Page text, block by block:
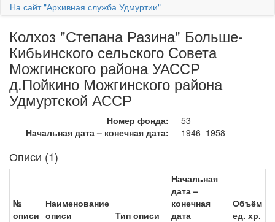
На сайт "Архивная служба Удмуртии"
Колхоз "Степана Разина" Больше-
Кибьинского сельского Совета
Можгинского района УАССР
д.Пойкино Можгинского района
Удмуртской АССР
Номер фонда:
53
Начальная дата – конечная дата:
1946–1958
Описи (1)
№
описи
Наименование
описи
Тип описи
Начальная
дата –
конечная
дата
Объём
ед. хр.